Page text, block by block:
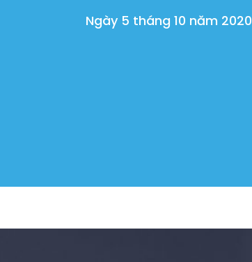
Ngày 5 tháng 10 năm 2020